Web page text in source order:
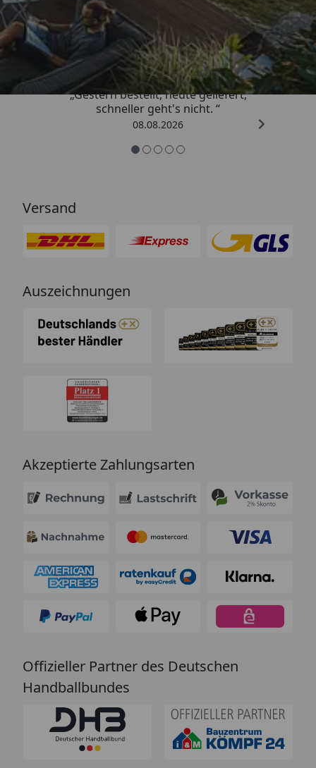
Trusted Shops
4,81/ 5
„Gestern bestellt, heute geliefert,
schneller geht's nicht. “
08.08.2026
Versand
Auszeichnungen
Akzeptierte Zahlungsarten
Offizieller Partner des Deutschen
Handballbundes